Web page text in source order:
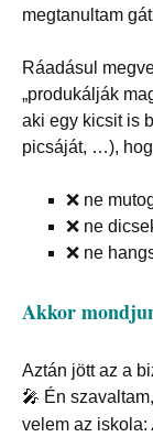
megtanultam
Ráadásul
„produkálják
aki egy kicsit is
picsáját, …),
❌ ne
❌ ne
❌ ne
Akkor
Aztán jött az a
🎤 Én
velem az iskola: